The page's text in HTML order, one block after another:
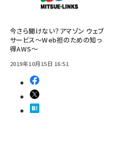
今さら聞けない？アマゾン ウェブ
サービス～Web担のための知っ
得AWS～
2019年10月15日 16:51